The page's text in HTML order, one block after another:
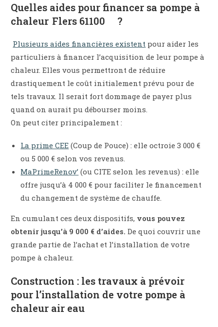
Quelles aides pour financer sa pompe à
chaleur Flers 61100 ?
Plusieurs aides financières existent pour aider les
particuliers à financer l’acquisition de leur pompe à
chaleur. Elles vous permettront de réduire
drastiquement le coût initialement prévu pour de
tels travaux. Il serait fort dommage de payer plus
quand on aurait pu débourser moins.
On peut citer principalement :
La prime CEE (Coup de Pouce) : elle octroie 3 000 €
ou 5 000 € selon vos revenus.
MaPrimeRenov’ (ou CITE selon les revenus) : elle
offre jusqu’à 4 000 € pour faciliter le financement
du changement de système de chauffe.
En cumulant ces deux dispositifs, vous pouvez
obtenir jusqu’à 9 000 € d’aides. De quoi couvrir une
grande partie de l’achat et l’installation de votre
pompe à chaleur.
Construction : les travaux à prévoir
pour l’installation de votre pompe à
chaleur air eau